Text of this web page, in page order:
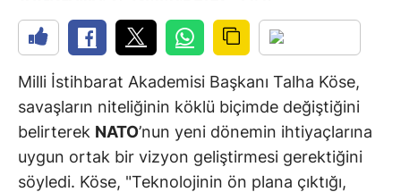
Milli İstihbarat Akademisi Başkanı Talha Köse,
savaşların niteliğinin köklü biçimde değiştiğini
belirterek NATO’nun yeni dönemin ihtiyaçlarına
uygun ortak bir vizyon geliştirmesi gerektiğini
söyledi. Köse, "Teknolojinin ön plana çıktığı,